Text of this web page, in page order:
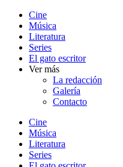
Cine
Música
Literatura
Series
El gato escritor
Ver más
La redacción
Galería
Contacto
Cine
Música
Literatura
Series